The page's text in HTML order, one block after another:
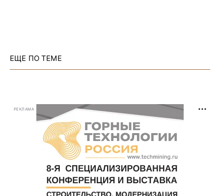
ЕЩЕ ПО ТЕМЕ
РЕКЛАМА